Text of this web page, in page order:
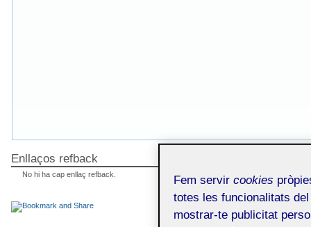
Enllaços refback
No hi ha cap enllaç refback. Fem servir cookies
totes les funcionalitats
mostrar-te publicitat